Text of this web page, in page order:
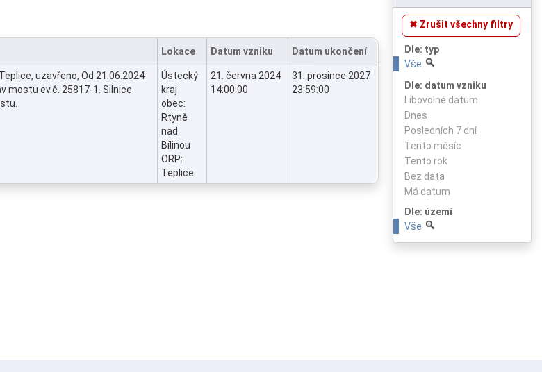
✖ Zrušit všechny filtry
Dle: typ
Vše
Dle: datum vzniku
Libovolné datum
Dnes
Posledních 7 dní
Tento měsíc
Tento rok
Bez data
Má datum
Dle: území
Vše
Lokace Datum vzniku Datum ukončení
uzavřeno, Od 21.06.2024
mostu ev.č. 25817-1. Silnice
Ústecký
kraj
obec:
Rtyně
nad
Bílinou
ORP:
Teplice
21. června 2024
14:00:00
31. prosince 2027
23:59:00